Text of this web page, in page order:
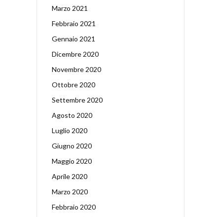
Marzo 2021
Febbraio 2021
Gennaio 2021
Dicembre 2020
Novembre 2020
Ottobre 2020
Settembre 2020
Agosto 2020
Luglio 2020
Giugno 2020
Maggio 2020
Aprile 2020
Marzo 2020
Febbraio 2020